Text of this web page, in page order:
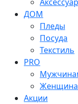
ДОМ
Пледы
Посуда
Текстиль
PRO
Акции